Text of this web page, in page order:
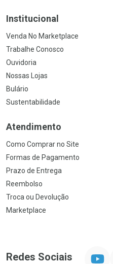
Institucional
Venda No Marketplace
Trabalhe Conosco
Ouvidoria
Nossas Lojas
Bulário
Sustentabilidade
Atendimento
Como Comprar no Site
Formas de Pagamento
Prazo de Entrega
Reembolso
Troca ou Devolução
Marketplace
Redes Sociais